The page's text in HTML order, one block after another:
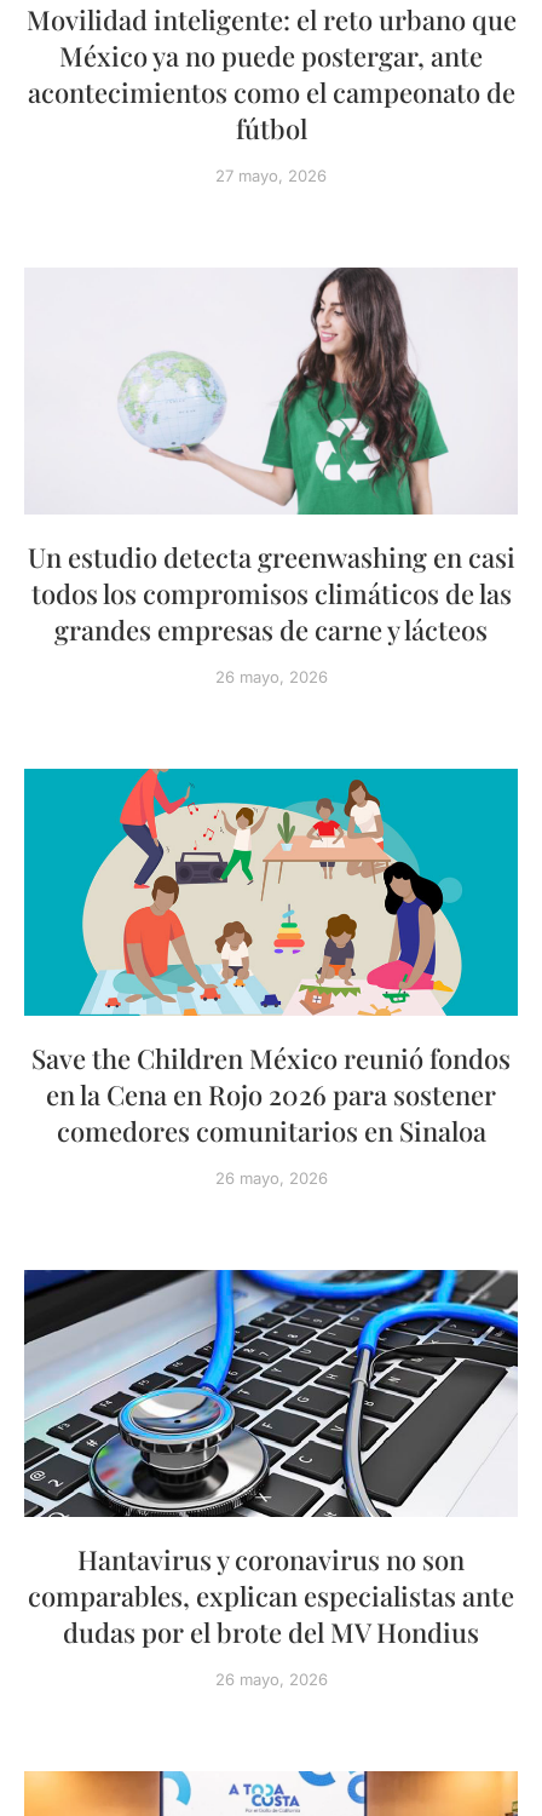
Movilidad inteligente: el reto urbano que
México ya no puede postergar, ante
acontecimientos como el campeonato de
fútbol
27 mayo, 2026
Un estudio detecta greenwashing en casi
todos los compromisos climáticos de las
grandes empresas de carne y lácteos
26 mayo, 2026
Save the Children México reunió fondos
en la Cena en Rojo 2026 para sostener
comedores comunitarios en Sinaloa
26 mayo, 2026
Hantavirus y coronavirus no son
comparables, explican especialistas ante
dudas por el brote del MV Hondius
26 mayo, 2026